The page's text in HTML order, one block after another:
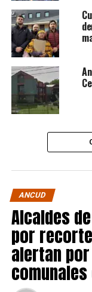
ANCUD
Alcaldes
por
alertan